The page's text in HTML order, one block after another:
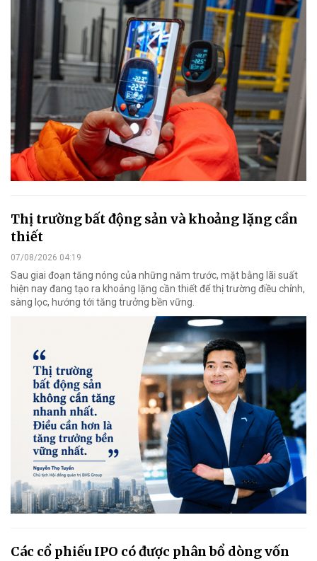
Thị trường bất động sản và khoảng lặng cần
thiết
07/08/2026 04:19
Sau giai đoạn tăng nóng của những năm trước, mặt bằng lãi suất
hiện nay đang tạo ra khoảng lặng cần thiết để thị trường điều chỉnh,
sàng lọc, hướng tới tăng trưởng bền vững.
Các cổ phiếu IPO có được phân bổ dòng vốn